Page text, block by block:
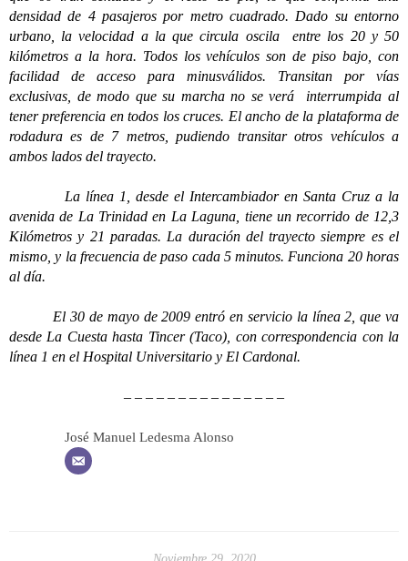
densidad de 4 pasajeros por metro cuadrado. Dado su entorno
urbano, la velocidad a la que circula oscila entre los 20 y 50
kilómetros a la hora. Todos los vehículos son de piso bajo, con
facilidad de acceso para minusválidos. Transitan por vías
exclusivas, de modo que su marcha no se verá interrumpida al
tener preferencia en todos los cruces. El ancho de la plataforma de
rodadura es de 7 metros, pudiendo transitar otros vehículos a
ambos lados del trayecto.
La línea 1, desde el Intercambiador en Santa Cruz a la
avenida de La Trinidad en La Laguna, tiene un recorrido de 12,3
Kilómetros y 21 paradas. La duración del trayecto siempre es el
mismo, y la frecuencia de paso cada 5 minutos. Funciona 20 horas
al día.
El 30 de mayo de 2009 entró en servicio la línea 2, que va
desde La Cuesta hasta Tincer (Taco), con correspondencia con la
línea 1 en el Hospital Universitario y El Cardonal.
– – – – – – – – – – – – – – –
José Manuel Ledesma Alonso